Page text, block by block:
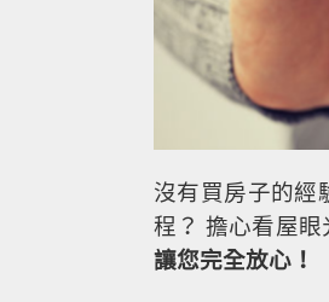
沒有買房子的經
程？ 擔心看屋
讓您完全放心！